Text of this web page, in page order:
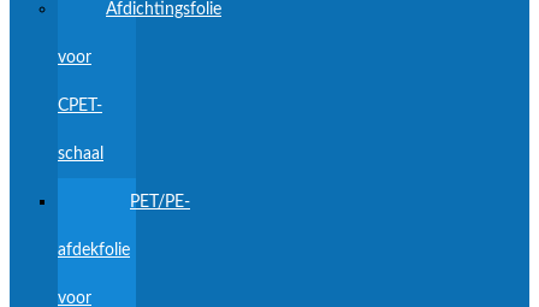
Afdichtingsfolie
voor
CPET-
schaal
PET/PE-
afdekfolie
voor